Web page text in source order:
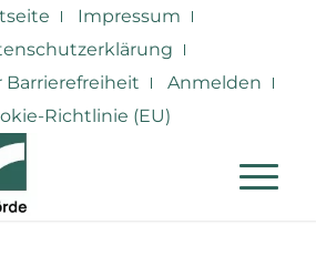
Impressum
Barrierefreiheit
Anmelden
Richtlinie (EU)